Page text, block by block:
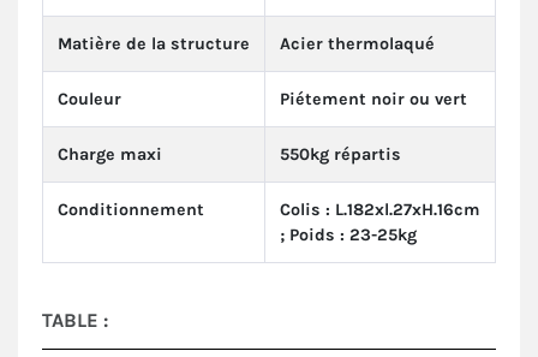
TABLE :
Matière de la structure Acier thermolaqué
Couleur Piétement noir ou vert
Charge maxi 550kg répartis
Conditionnement
Colis : L.182xl.27xH.16cm
; Poids : 23-25kg